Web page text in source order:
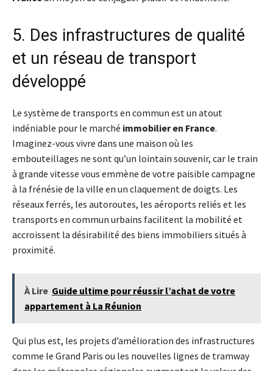
5. Des infrastructures de qualité
et un réseau de transport
développé
Le système de transports en commun est un atout
indéniable pour le marché immobilier en France.
Imaginez-vous vivre dans une maison où les
embouteillages ne sont qu’un lointain souvenir, car le train
à grande vitesse vous emmène de votre paisible campagne
à la frénésie de la ville en un claquement de doigts. Les
réseaux ferrés, les autoroutes, les aéroports reliés et les
transports en commun urbains facilitent la mobilité et
accroissent la désirabilité des biens immobiliers situés à
proximité.
À Lire Guide ultime pour réussir l’achat de votre
appartement à La Réunion
Qui plus est, les projets d’amélioration des infrastructures
comme le Grand Paris ou les nouvelles lignes de tramway